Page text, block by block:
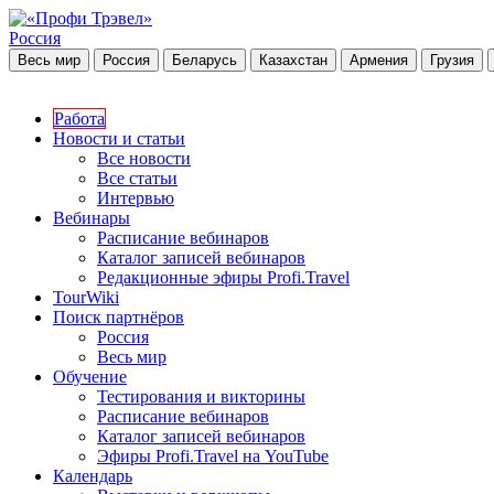
Россия
Весь мир Россия Беларусь Казахстан Армения Грузия
Работа
Новости и статьи
Все новости
Все статьи
Интервью
Вебинары
Расписание вебинаров
Каталог записей вебинаров
Редакционные эфиры Profi.Travel
TourWiki
Поиск партнёров
Россия
Весь мир
Обучение
Тестирования и викторины
Расписание вебинаров
Каталог записей вебинаров
Эфиры Profi.Travel на YouTube
Календарь